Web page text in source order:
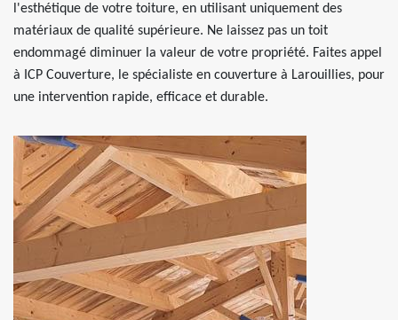
l'esthétique de votre toiture, en utilisant uniquement des
matériaux de qualité supérieure. Ne laissez pas un toit
endommagé diminuer la valeur de votre propriété. Faites appel
à ICP Couverture, le spécialiste en couverture à Larouillies, pour
une intervention rapide, efficace et durable.